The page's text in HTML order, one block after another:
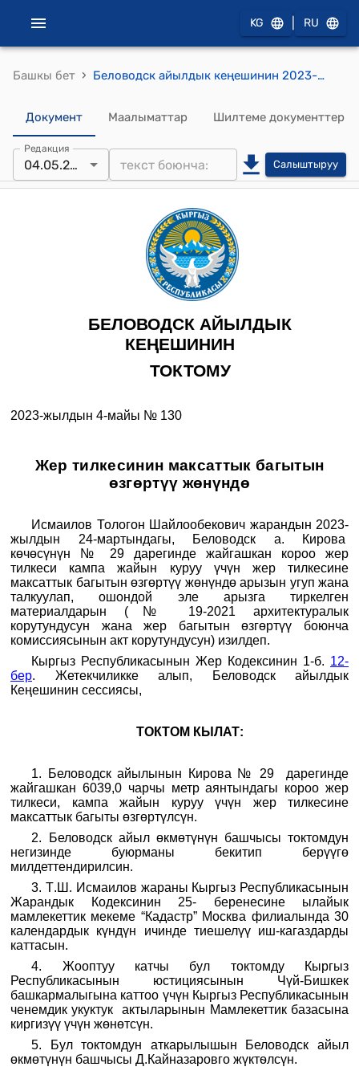
KG RU
Башкы бет › Беловодск айылдык кеңешинин 2023-жылдын 4-майы № 130 "Жер тилкесинин максаттык багытын өзгөртүү жөнүндө" токтому
Документ Маалыматтар Шилтеме документтер
Редакция
04.05.2023 Салыштыруу